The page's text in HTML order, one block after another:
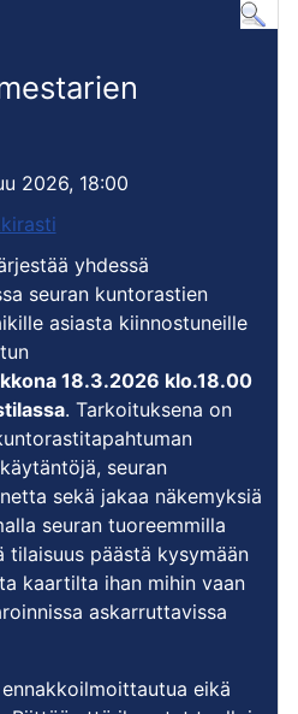
2026, 18:00
yhdessä
seuran kuntorastien
asiasta kiinnostuneille
18.3.2026 klo.18.00
. Tarkoituksena on
seuran
sekä jakaa näkemyksiä
seuran tuoreemmilla
tilaisuus päästä kysymään
kaartilta ihan mihin vaan
askarruttavissa
eikä